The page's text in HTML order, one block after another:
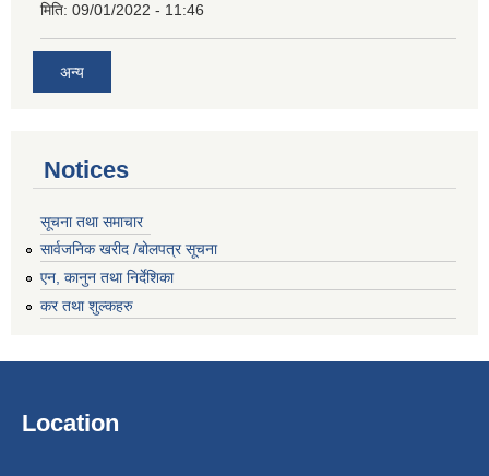
मिति: 09/01/2022 - 11:46
अन्य
Notices
सूचना तथा समाचार
सार्वजनिक खरीद /बोलपत्र सूचना
एन, कानुन तथा निर्देशिका
कर तथा शुल्कहरु
Location